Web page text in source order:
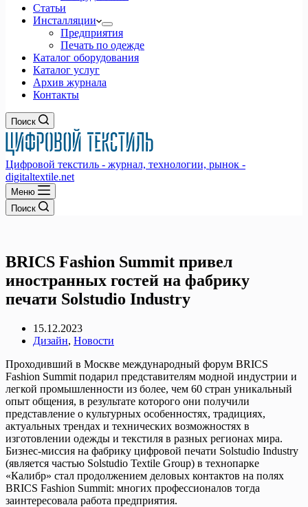
Статьи
Инсталляции
Предприятия
Печать по одежде
Каталог оборудования
Каталог услуг
Архив журнала
Контакты
Поиск
Цифровой текстиль - журнал, технологии, рынок -
digitaltextile.net
Меню
Поиск
BRICS Fashion Summit привел
иностранных гостей на фабрику
печати Solstudio Industry
15.12.2023
Дизайн, Новости
Проходивший в Москве международный форум BRICS
Fashion Summit подарил представителям модной индустрии и
легкой промышленности из более, чем 60 стран уникальный
опыт общения, в результате которого они получили
представление о культурных особенностях, традициях,
актуальных трендах и технических возможностях в
изготовлении одежды и текстиля в разных регионах мира.
Бизнес-миссия на фабрику цифровой печати Solstudio Industry
(является частью Solstudio Textile Group) в технопарке
«Калибр» стал продолжением деловых контактов на полях
BRICS Fashion Summit: многих профессионалов тогда
заинтересовала работа предприятия.